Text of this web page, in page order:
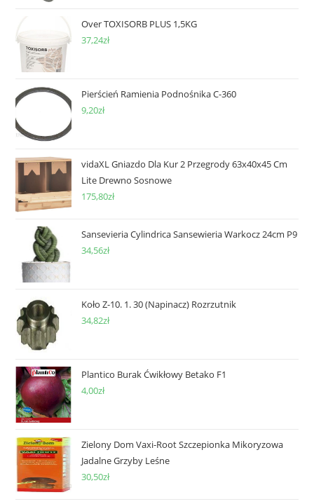
Over TOXISORB PLUS 1,5KG
37,24zł
Pierścień Ramienia Podnośnika C-360
9,20zł
vidaXL Gniazdo Dla Kur 2 Przegrody 63x40x45 Cm
Lite Drewno Sosnowe
175,80zł
Sansevieria Cylindrica Sansewieria Warkocz 24cm P9
34,56zł
Koło Z-10. 1. 30 (Napinacz) Rozrzutnik
34,82zł
Plantico Burak Ćwikłowy Betako F1
4,00zł
Zielony Dom Vaxi-Root Szczepionka Mikoryzowa
Jadalne Grzyby Leśne
30,50zł